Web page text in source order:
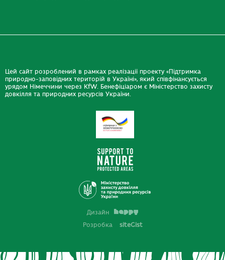
Цей сайт розроблений в рамках реалізації проекту «Підтримка
природно-заповідних територій в Україні», який співфінансується
урядом Німеччини через KfW. Бенефіціаром є Міністерство захисту
довкілля та природних ресурсів України.
Дизайн
Розробка
siteGist